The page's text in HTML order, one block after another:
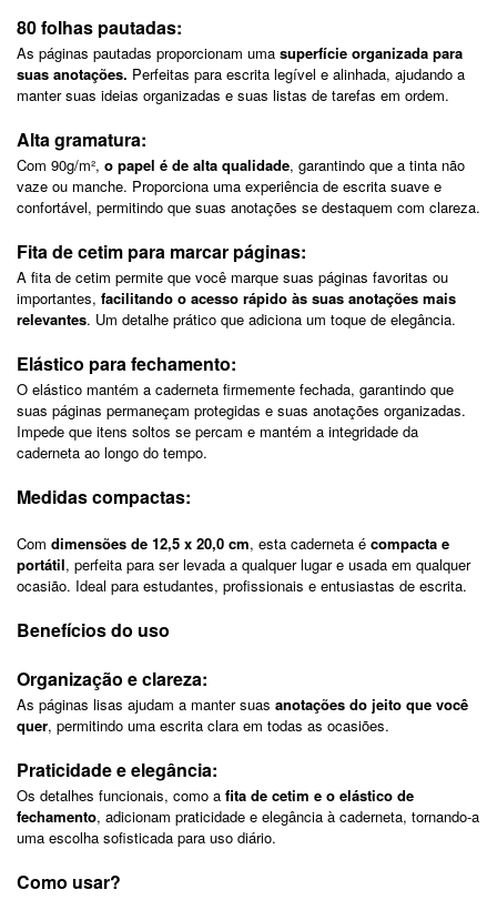
80 folhas pautadas:
As páginas pautadas proporcionam uma superfície organizada para
suas anotações. Perfeitas para escrita legível e alinhada, ajudando a
manter suas ideias organizadas e suas listas de tarefas em ordem.
Alta gramatura:
Com 90g/m², o papel é de alta qualidade, garantindo que a tinta não
vaze ou manche. Proporciona uma experiência de escrita suave e
confortável, permitindo que suas anotações se destaquem com clareza.
Fita de cetim para marcar páginas:
A fita de cetim permite que você marque suas páginas favoritas ou
importantes, facilitando o acesso rápido às suas anotações mais
relevantes. Um detalhe prático que adiciona um toque de elegância.
Elástico para fechamento:
O elástico mantém a caderneta firmemente fechada, garantindo que
suas páginas permaneçam protegidas e suas anotações organizadas.
Impede que itens soltos se percam e mantém a integridade da
caderneta ao longo do tempo.
Medidas compactas:
Com dimensões de 12,5 x 20,0 cm, esta caderneta é compacta e
portátil, perfeita para ser levada a qualquer lugar e usada em qualquer
ocasião. Ideal para estudantes, profissionais e entusiastas de escrita.
Benefícios do uso
Organização e clareza:
As páginas lisas ajudam a manter suas anotações do jeito que você
quer, permitindo uma escrita clara em todas as ocasiões.
Praticidade e elegância:
Os detalhes funcionais, como a fita de cetim e o elástico de
fechamento, adicionam praticidade e elegância à caderneta, tornando-a
uma escolha sofisticada para uso diário.
Como usar?